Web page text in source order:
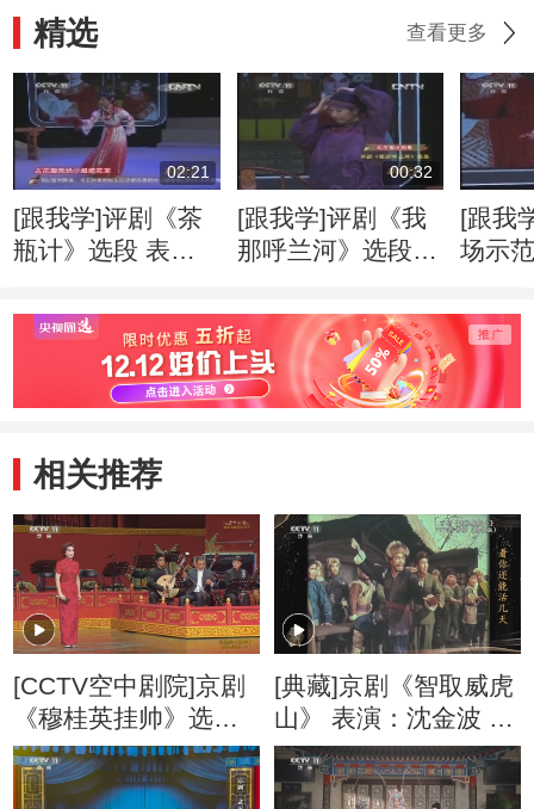
精选 查看更多
02:21
[跟我学]评剧《茶
瓶计》选段 表
20130707
00:32
[跟我学]评剧《我
那呼兰河》选段
20130707
[跟我
场示
相关推荐
[CCTV空中剧院]京剧
《穆桂英挂帅》选段
演唱：张慧芳
[典藏]京剧《智取威虎
山》 表演：沈金波 施
正泉 等